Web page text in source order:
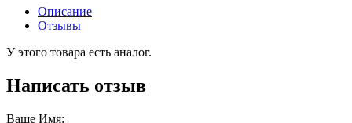
Описание
Отзывы
У этого товара есть аналог.
Написать отзыв
Ваше Имя: